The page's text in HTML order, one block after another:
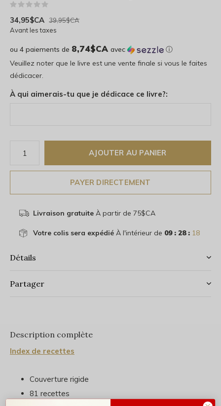
34,95$CA 39,95$CA
Avant les taxes
ou 4 paiements de 8,74$CA avec
ⓘ
Veuillez noter que le livre est une vente finale si vous le faites
dédicacer.
À qui aimerais-tu que je dédicace ce livre?:
AJOUTER AU PANIER
PAYER DIRECTEMENT
Livraison gratuiteÀ partir de 75$CA
Votre colis sera expédiéÀ l'intérieur de 09 : 28 : 17
Détails
Partager
Description complète
Index de recettes
Couverture rigide
81 recettes